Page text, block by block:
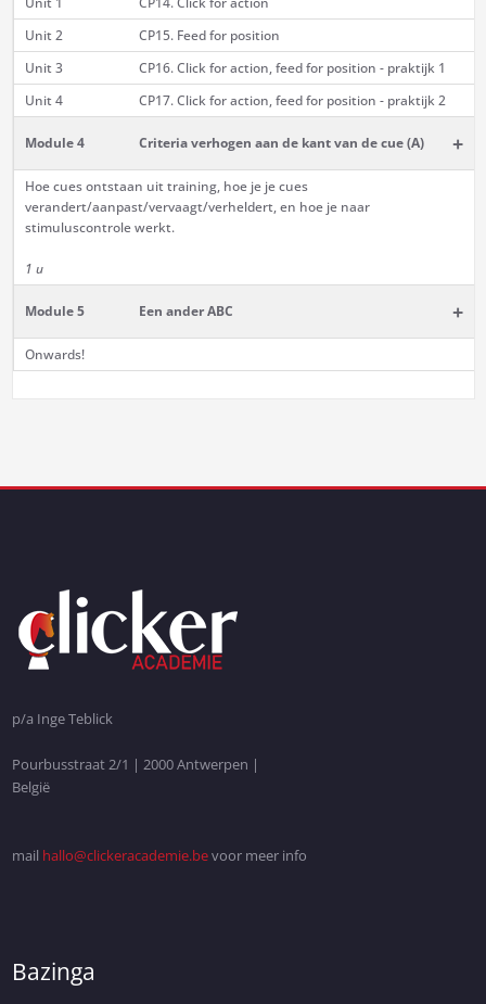
Unit 2
CP15. Feed for position
Unit 3
CP16. Click for action, feed for position - praktijk 1
Unit 4
CP17. Click for action, feed for position - praktijk 2
Module 4 Criteria verhogen aan de kant van de cue (A) +
Hoe cues ontstaan uit training, hoe je je cues
verandert/aanpast/vervaagt/verheldert, en hoe je naar
stimuluscontrole werkt.
1 u
Module 5 Een ander ABC +
Onwards!
p/a Inge Teblick
Pourbusstraat 2/1 | 2000 Antwerpen |
België
mail hallo@clickeracademie.bevoor meer info
Bazinga